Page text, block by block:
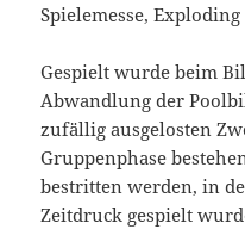
Spielemesse,
Gespielt wurde beim
Abwandlung der
zufällig ausgelosten
Gruppenphase
bestritten werden, in
Zeitdruck gespielt